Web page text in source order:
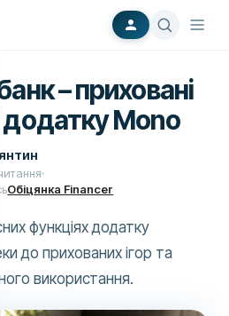
– приховані
Mono
Обіцянка Financer
функціях додатку
до прихованих ігор та
використання.